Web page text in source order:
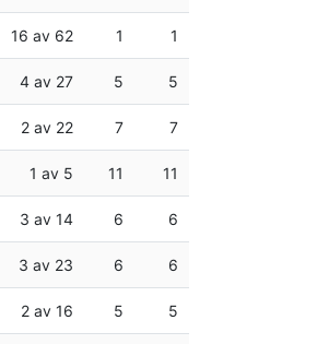
16 av 62 1 1
4 av 27 5 5
2 av 22 7 7
1 av 5 11 11
3 av 14 6 6
3 av 23 6 6
2 av 16 5 5